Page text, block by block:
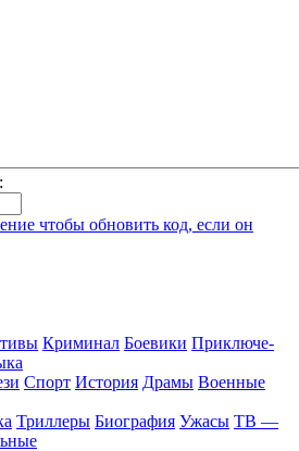
Кри­ми­нал Бое­ви­ки При­клю­че­
Спорт Ис­то­рия Дра­мы Во­ен­ные
Трил­ле­ры Био­гра­фия Ужа­сы ТВ —